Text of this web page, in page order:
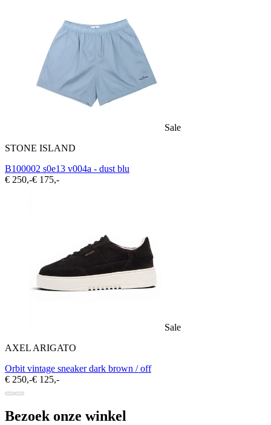
Sale
STONE ISLAND
B100002 s0e13 v004a - dust blu
€ 250,-€ 175,-
Sale
AXEL ARIGATO
Orbit vintage sneaker dark brown / off
€ 250,-€ 125,-
Bezoek onze winkel